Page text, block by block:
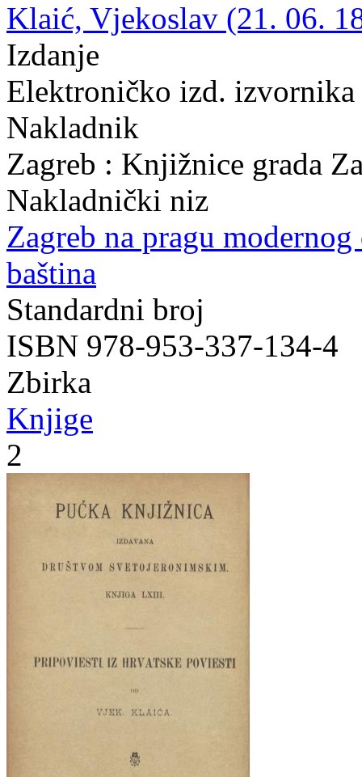
Klaić, Vjekoslav (21. 06.
Izdanje
Elektroničko izd.
Nakladnik
Zagreb : Knjižnice grada
Nakladnički niz
Zagreb na pragu modernog
baština
Standardni broj
ISBN 978-953-337-134-4
Zbirka
Knjige
2